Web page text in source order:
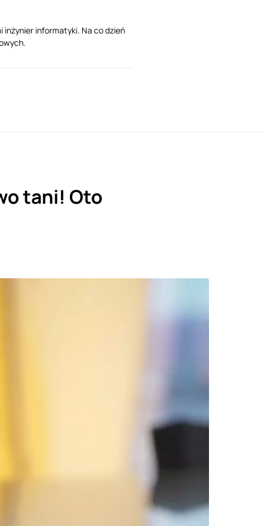
informatyki. Na co dzień
tani! Oto